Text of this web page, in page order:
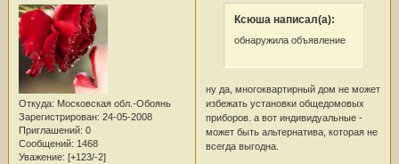
Откуда: Московская обл.-Обоянь
Зарегистрирован: 24-05-2008
Приглашений: 0
Сообщений: 1468
Уважение: [+123/-2]
Ксюша написал(а):
обнаружила объявление
ну да, многоквартирный дом не может
избежать установки общедомовых
приборов. а вот индивидуальные -
может быть альтернатива, которая не
всегда выгодна.